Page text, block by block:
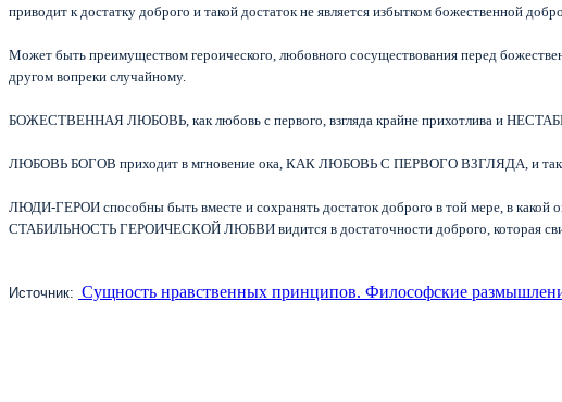
приводит к достатку доброго и такой достаток не является избытком божественной
Может быть преимуществом героического, любовного сосуществования перед
другом вопреки случайному.
БОЖЕСТВЕННАЯ ЛЮБОВЬ, как любовь с первого, взгляда крайне прихотлива и
ЛЮБОВЬ БОГОВ приходит в мгновение ока, КАК ЛЮБОВЬ С ПЕРВОГО ВЗГЛЯДА, и также
ЛЮДИ-ГЕРОИ способны быть вместе и сохранять достаток доброго в той мере, в какой
СТАБИЛЬНОСТЬ ГЕРОИЧЕСКОЙ ЛЮБВИ видится в достаточности доброго, которая
Источник: Сущность нравственных принципов. Философские